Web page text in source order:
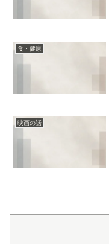
食・健康
映画の話